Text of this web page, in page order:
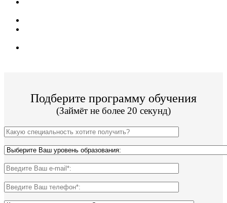
Подберите программу обучения
(Займёт не более 20 секунд)